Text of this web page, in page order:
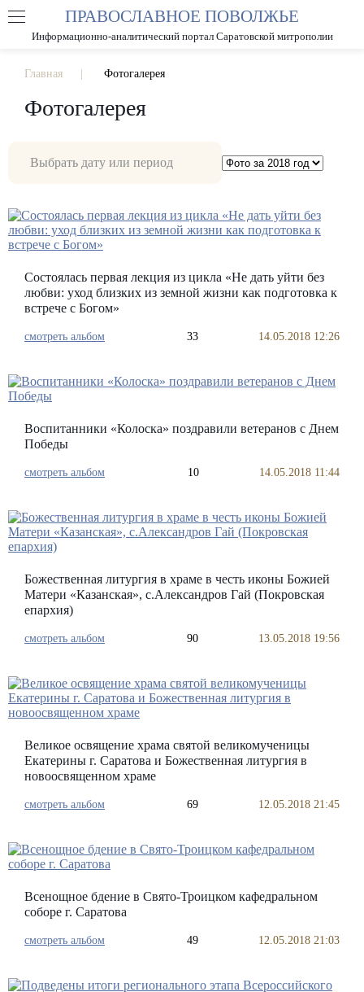
РАЗМЕР ШРИФТА А А
ПРАВОСЛАВНОЕ ПОВОЛЖЬЕ
Информационно-аналитический портал Саратовской митрополии
Главная Фотогалерея
Фотогалерея
Состоялась первая лекция из цикла «Не дать уйти без
любви: уход близких из земной жизни как подготовка к
встрече с Богом»
смотреть альбом 33 14.05.2018 12:26
Воспитанники «Колоска» поздравили ветеранов с Днем
Победы
смотреть альбом 10 14.05.2018 11:44
Божественная литургия в храме в честь иконы Божией
Матери «Казанская», с.Александров Гай (Покровская
епархия)
смотреть альбом 90 13.05.2018 19:56
Великое освящение храма святой великомученицы
Екатерины г. Саратова и Божественная литургия в
новоосвященном храме
смотреть альбом 69 12.05.2018 21:45
Всенощное бдение в Свято-Троицком кафедральном
соборе г. Саратова
смотреть альбом 49 12.05.2018 21:03